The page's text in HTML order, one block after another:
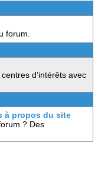
forum.
d’intérêts avec
à propos du site
? Des